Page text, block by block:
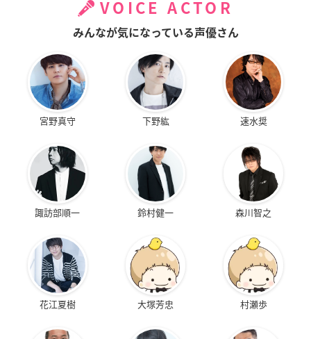
VOICE ACTOR
みんなが気になっている声優さん
宮野真守 下野紘 速水奨
諏訪部順一 鈴村健一 森川智之
花江夏樹 大塚芳忠 村瀬歩